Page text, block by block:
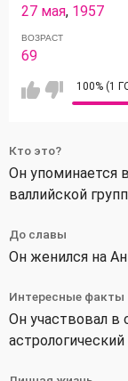
27 мая, 1957
ВОЗРАСТ
69
100% (1
Кто это?
Он упоминается
валлийской
До славы
Он женился на
Интересные факты
Он участвовал в